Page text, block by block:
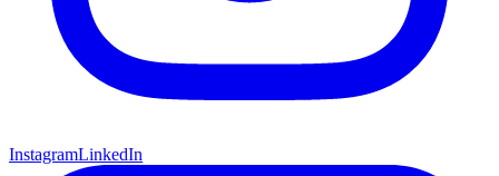
InstagramLinkedIn